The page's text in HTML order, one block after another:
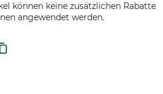
können keine zusätzlichen Rabatte
angewendet werden.